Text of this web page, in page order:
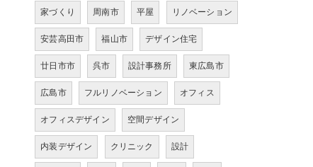
家づくり 周南市 平屋 リノベーション
安芸高田市 福山市 デザイン住宅
廿日市市 呉市 設計事務所 東広島市
広島市 フルリノベーション オフィス
オフィスデザイン 空間デザイン
内装デザイン クリニック 設計